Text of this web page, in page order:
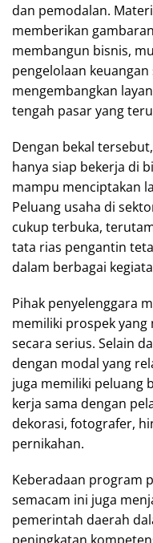
dan pemodalan.
memberikan
membangun bisnis,
pengelolaan
mengembangkan
tengah pasar yang
Dengan bekal
hanya siap bekerja di
mampu menciptakan
Peluang usaha di
cukup terbuka,
tata rias pengantin
dalam berbagai
Pihak penyelenggara
memiliki prospek
secara serius. Selain
dengan modal yang
juga memiliki peluang
kerja sama dengan
dekorasi, fotografer,
pernikahan.
Keberadaan program
semacam ini juga
pemerintah daerah